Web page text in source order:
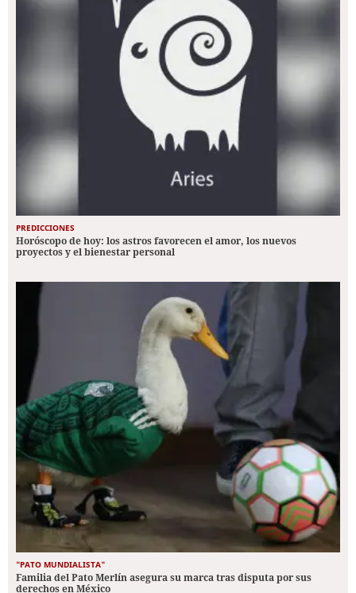
PREDICCIONES
Horóscopo de hoy: los astros favorecen el amor, los nuevos
proyectos y el bienestar personal
"PATO MUNDIALISTA"
Familia del Pato Merlín asegura su marca tras disputa por sus
derechos en México